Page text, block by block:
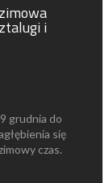
i
grudnia do
się
czas.